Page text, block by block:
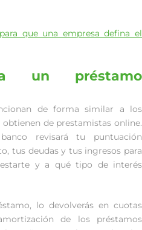
que una empresa defina el
un préstamo
de forma similar a los
de prestamistas online.
revisará tu puntuación
tus deudas y tus ingresos para
y a qué tipo de interés
lo devolverás en cuotas
de los préstamos